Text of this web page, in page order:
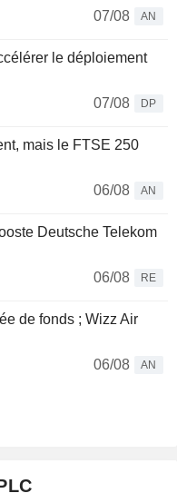
07/08
AN
le déploiement
07/08
DP
mais le FTSE 250
06/08
AN
Deutsche Telekom
06/08
RE
de fonds ; Wizz Air
06/08
AN